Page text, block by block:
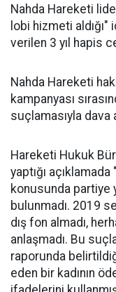
Nahda Hareketi
lobi hizmeti aldığı"
verilen 3 yıl hapis
Nahda Hareketi
kampanyası
suçlamasıyla dava
Hareketi Hukuk
yaptığı
konusunda partiye
bulunmadı. 2019
dış fon almadı,
anlaşmadı. Bu
raporunda
eden bir kadının